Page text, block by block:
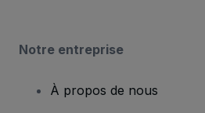
Notre entreprise
À propos de nous